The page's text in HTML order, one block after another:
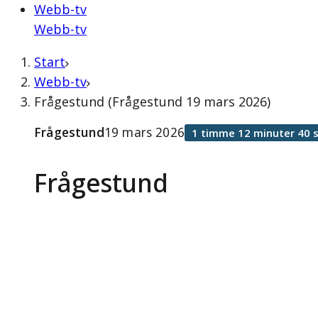
Webb-tv
Webb-tv
Start
Webb-tv
Frågestund (Frågestund 19 mars 2026)
Frågestund
Frågestund19 mars 2026 1 timme 12 minuter 40